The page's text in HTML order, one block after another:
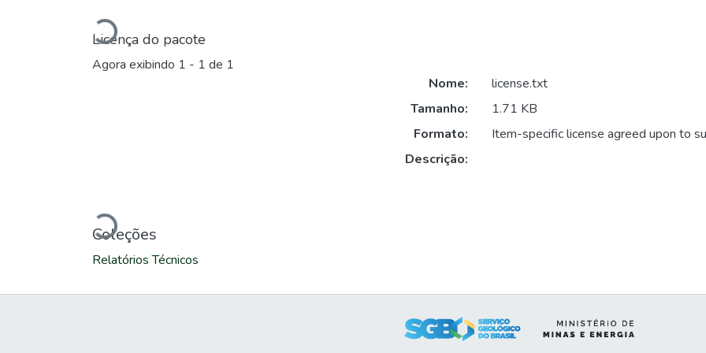
Carregando...
Licença do pacote
Agora exibindo 1 - 1 de 1
Carregando...
Nome:
license.txt
Tamanho:
1.71 KB
Formato:
Item-specific license agreed upon to
Descrição:
Coleções
Relatórios Técnicos